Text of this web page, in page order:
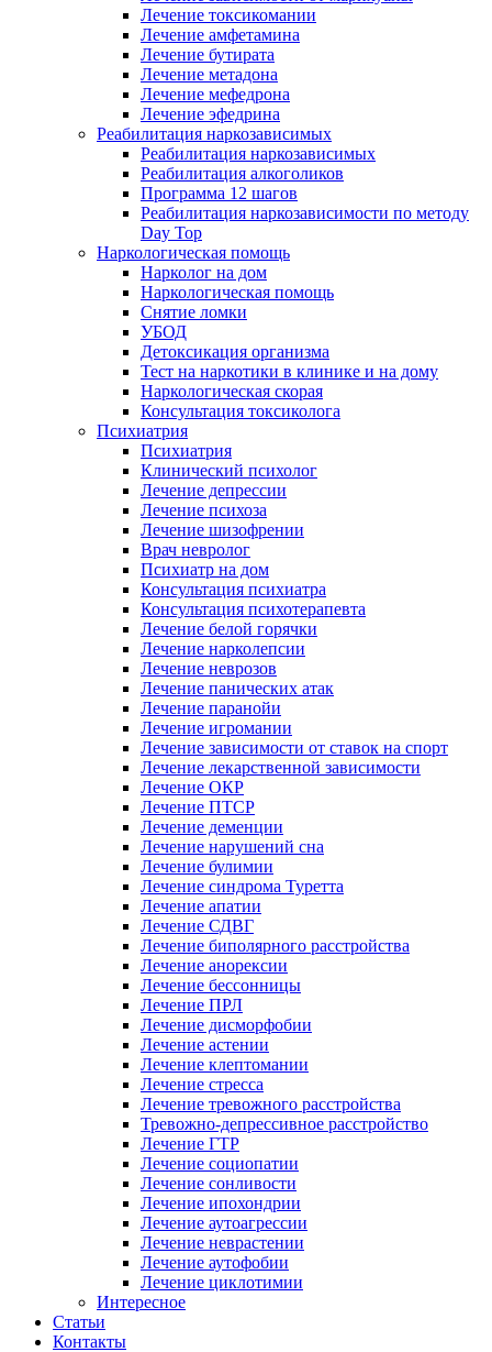
Лечение токсикомании
Лечение амфетамина
Лечение бутирата
Лечение метадона
Лечение мефедрона
Лечение эфедрина
Реабилитация наркозависимых
Реабилитация наркозависимых
Реабилитация алкоголиков
Программа 12 шагов
Реабилитация наркозависимости по методу
Day Top
Наркологическая помощь
Нарколог на дом
Наркологическая помощь
Снятие ломки
УБОД
Детоксикация организма
Тест на наркотики в клинике и на дому
Наркологическая скорая
Консультация токсиколога
Психиатрия
Психиатрия
Клинический психолог
Лечение депрессии
Лечение психоза
Лечение шизофрении
Врач невролог
Психиатр на дом
Консультация психиатра
Консультация психотерапевта
Лечение белой горячки
Лечение нарколепсии
Лечение неврозов
Лечение панических атак
Лечение паранойи
Лечение игромании
Лечение зависимости от ставок на спорт
Лечение лекарственной зависимости
Лечение ОКР
Лечение ПТСР
Лечение деменции
Лечение нарушений сна
Лечение булимии
Лечение синдрома Туретта
Лечение апатии
Лечение СДВГ
Лечение биполярного расстройства
Лечение анорексии
Лечение бессонницы
Лечение ПРЛ
Лечение дисморфобии
Лечение астении
Лечение клептомании
Лечение стресса
Лечение тревожного расстройства
Тревожно-депрессивное расстройство
Лечение ГТР
Лечение социопатии
Лечение сонливости
Лечение ипохондрии
Лечение аутоагрессии
Лечение неврастении
Лечение аутофобии
Лечение циклотимии
Интересное
Статьи
Контакты